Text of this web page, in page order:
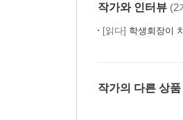
작가와 인터뷰 (2
[읽다] 학생회장이
작가의 다른 상품